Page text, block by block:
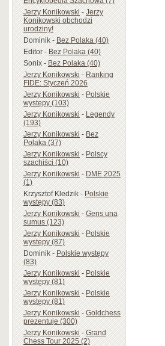
Jerzy Konikowski-Jerzy
Konikowski obchodzi
urodziny!
Dominik-Bez Polaka (40)
Editor-Bez Polaka (40)
Sonix-Bez Polaka (40)
Jerzy Konikowski-Ranking
FIDE: Styczeń 2026
Jerzy Konikowski-Polskie
występy (103)
Jerzy Konikowski-Legendy
(193)
Jerzy Konikowski-Bez
Polaka (37)
Jerzy Konikowski-Polscy
szachiści (10)
Jerzy Konikowski-DME 2025
(1)
Krzysztof Kledzik-Polskie
występy (83)
Jerzy Konikowski-Gens una
sumus (123)
Jerzy Konikowski-Polskie
występy (87)
Dominik-Polskie występy
(83)
Jerzy Konikowski-Polskie
występy (81)
Jerzy Konikowski-Polskie
występy (81)
Jerzy Konikowski-Goldchess
prezentuje (300)
Jerzy Konikowski-Grand
Chess Tour 2025 (2)